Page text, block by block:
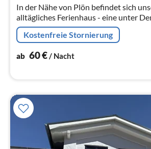
In der Nähe von Plön befindet sich
alltägliches Ferienhaus - eine unter
stehende, 250 Jahre alte Reetdachkate.
Kostenfreie Stornierung
ab 60€/ Nacht